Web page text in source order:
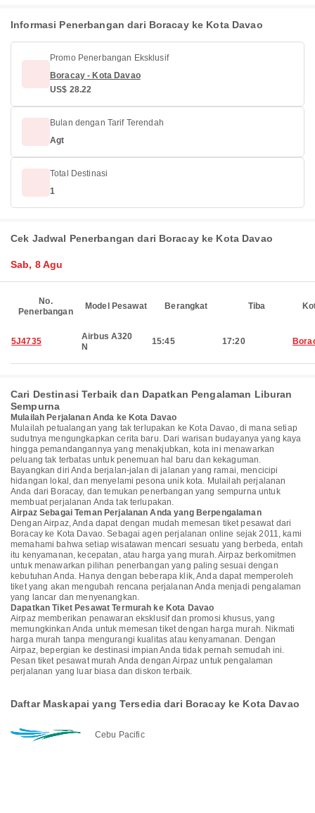
Informasi Penerbangan dari Boracay ke Kota Davao
Promo Penerbangan Eksklusif
Boracay - Kota Davao
US$ 28.22
Bulan dengan Tarif Terendah
Agt
Total Destinasi
1
Cek Jadwal Penerbangan dari Boracay ke Kota Davao
Sab, 8 Agu
No.
Penerbangan
Model Pesawat Berangkat Tiba
5J4735
Airbus A320
N
15:45 17:20
Cari Destinasi Terbaik dan Dapatkan Pengalaman Liburan
Sempurna
Mulailah Perjalanan Anda ke Kota Davao
Mulailah petualangan yang tak terlupakan ke Kota Davao, di mana setiap
sudutnya mengungkapkan cerita baru. Dari warisan budayanya yang kaya
hingga pemandangannya yang menakjubkan, kota ini menawarkan
peluang tak terbatas untuk penemuan hal baru dan kekaguman.
Bayangkan diri Anda berjalan-jalan di jalanan yang ramai, mencicipi
hidangan lokal, dan menyelami pesona unik kota. Mulailah perjalanan
Anda dari Boracay, dan temukan penerbangan yang sempurna untuk
membuat perjalanan Anda tak terlupakan.
Airpaz Sebagai Teman Perjalanan Anda yang Berpengalaman
Dengan Airpaz, Anda dapat dengan mudah memesan tiket pesawat dari
Boracay ke Kota Davao. Sebagai agen perjalanan online sejak 2011, kami
memahami bahwa setiap wisatawan mencari sesuatu yang berbeda, entah
itu kenyamanan, kecepatan, atau harga yang murah. Airpaz berkomitmen
untuk menawarkan pilihan penerbangan yang paling sesuai dengan
kebutuhan Anda. Hanya dengan beberapa klik, Anda dapat memperoleh
tiket yang akan mengubah rencana perjalanan Anda menjadi pengalaman
yang lancar dan menyenangkan.
Dapatkan Tiket Pesawat Termurah ke Kota Davao
Airpaz memberikan penawaran eksklusif dan promosi khusus, yang
memungkinkan Anda untuk memesan tiket dengan harga murah. Nikmati
harga murah tanpa mengurangi kualitas atau kenyamanan. Dengan
Airpaz, bepergian ke destinasi impian Anda tidak pernah semudah ini.
Pesan tiket pesawat murah Anda dengan Airpaz untuk pengalaman
perjalanan yang luar biasa dan diskon terbaik.
Daftar Maskapai yang Tersedia dari Boracay ke Kota Davao
Cebu Pacific